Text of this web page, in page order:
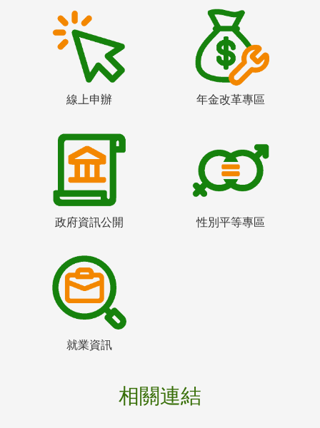
線上申辦 年金改革專區
政府資訊公開 性別平等專區
就業資訊
相關連結